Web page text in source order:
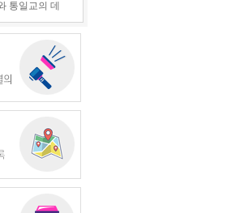
통일교의 데